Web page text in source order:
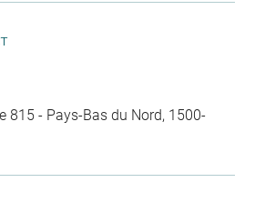
815 - Pays-Bas du Nord, 1500-